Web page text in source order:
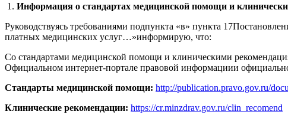
1. Информация о стандартах медицинской помощи и
Руководствуясь требованиями подпункта «в» пункта
платных медицинских услуг…»информирую, что:
Со стандартами медицинской помощи и клиническими
Официальном интернет-портале правовой информациии
Стандарты медицинской помощи: http://publication.pravo.gov.ru/
Клинические рекомендации: https://cr.minzdrav.gov.ru/clin_recomend